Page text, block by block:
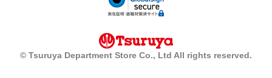
© Tsuruya Department Store Co., Ltd All rights reserved.